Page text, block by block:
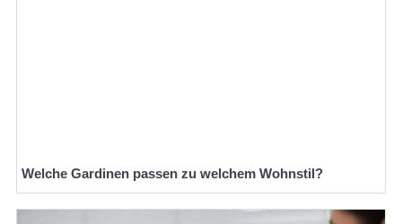
Welche Gardinen passen zu welchem Wohnstil?